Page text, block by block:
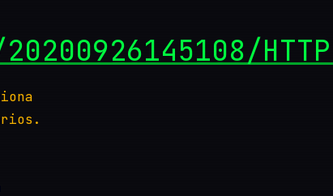
20200926145108/